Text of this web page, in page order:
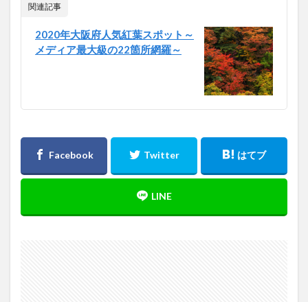
関連記事
2020年大阪府人気紅葉スポット～
メディア最大級の22箇所網羅～